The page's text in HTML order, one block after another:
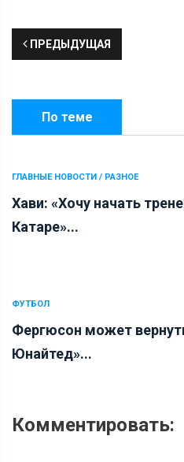
ПРЕДЫДУЩАЯ
По теме
ГЛАВНЫЕ НОВОСТИ / РАЗНОЕ
Хави: «Хочу начать
Катаре»...
ФУТБОЛ
Фергюсон может
Юнайтед»...
Комментировать: